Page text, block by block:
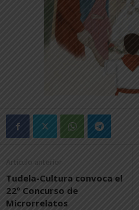
Artículo anterior
Tudela-Cultura convoca el
22º Concurso de
Microrrelatos